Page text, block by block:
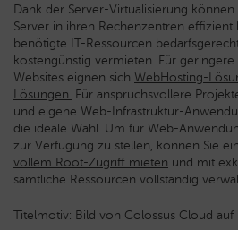
Dank der Server-Virtualisierung
Server in ihren Rechenzentren effizient
benötigte IT-Ressourcen
kostengünstig vermieten. Für
Websites eignen sich WebHosting-
Lösungen. Für anspruchsvollere
und eigene Web-Infrastruktur-
die ideale Wahl. Um für Web-
zur Verfügung zu stellen, können Sie
vollem Root-Zugriff mieten und mit
sämtliche Ressourcen vollständig
Titelmotiv: Bild von Colossus Cloud auf